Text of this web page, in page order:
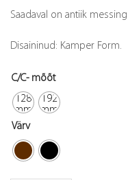
Saadaval on antiik
Disaininud: Kamper Form.
C/C- mõõt
128
mm
192
mm
Värv